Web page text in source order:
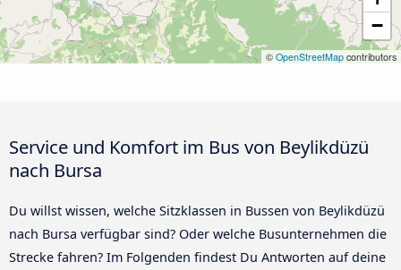
−
© OpenStreetMap contributors
Service und Komfort im Bus von Beylikdüzü
nach Bursa
Du willst wissen, welche Sitzklassen in Bussen von Beylikdüzü
nach Bursa verfügbar sind? Oder welche Busunternehmen die
Strecke fahren? Im Folgenden findest Du Antworten auf deine